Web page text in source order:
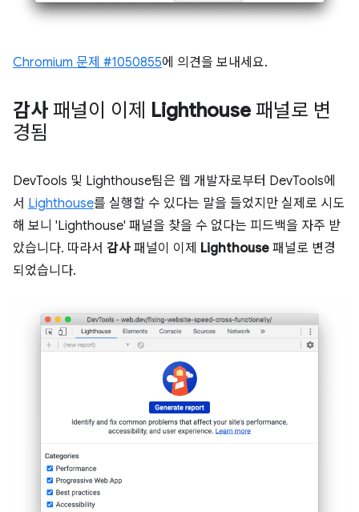
Chromium 문제 #1050855에 의견을 보내세요.
감사 패널이 이제 Lighthouse 패널로 변
경됨
DevTools 및 Lighthouse팀은 웹 개발자로부터 DevTools에
서 Lighthouse를 실행할 수 있다는 말을 들었지만 실제로 시도
해 보니 'Lighthouse' 패널을 찾을 수 없다는 피드백을 자주 받
았습니다. 따라서 감사 패널이 이제 Lighthouse 패널로 변경
되었습니다.